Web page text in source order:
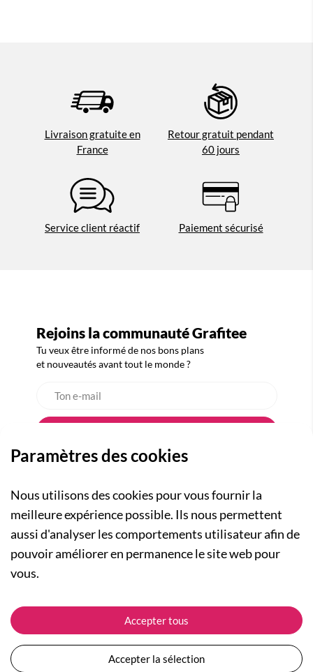
Livraison gratuite en
France
Retour gratuit pendant
60 jours
Service client réactif Paiement sécurisé
Rejoins la communauté Grafitee
Tu veux être informé de nos bons plans
et nouveautés avant tout le monde ?
A PROPOS
Qui sommes-nous ?
Actualités
Nos engagements
Plan du site
Devenir revendeur
NOS RUBRIQUES
Collection Femme
Collection Enfants
Les Totebags
ASSISTANCE
Suivre ma commande
Expédition et livraison
Retour et remboursement
Paramètres des cookies
Nous utilisons des cookies pour vous fournir la
meilleure expérience possible. Ils nous permettent
aussi d'analyser les comportements utilisateur afin de
pouvoir améliorer en permanence le site web pour
vous.
Accepter tous
Accepter la sélection